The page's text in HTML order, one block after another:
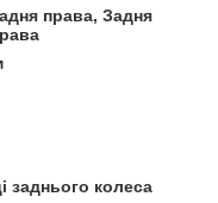
права, Задня
заднього колеса